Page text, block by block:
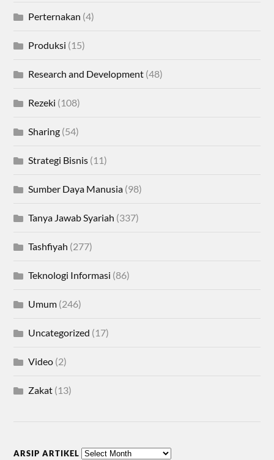
Perternakan (4)
Produksi (15)
Research and Development (48)
Rezeki (108)
Sharing (54)
Strategi Bisnis (11)
Sumber Daya Manusia (98)
Tanya Jawab Syariah (337)
Tashfiyah (277)
Teknologi Informasi (86)
Umum (246)
Uncategorized (17)
Video (2)
Zakat (13)
ARSIP ARTIKEL